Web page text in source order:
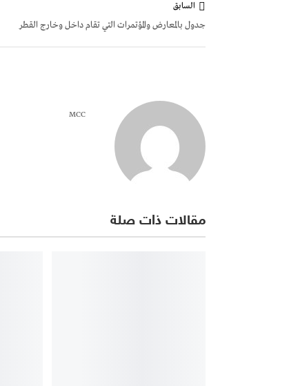
المقالات
السابق
جدول بالمعارض والمؤتمرات التي تقام داخل وخارج القطر
MCC
مقالات ذات صلة